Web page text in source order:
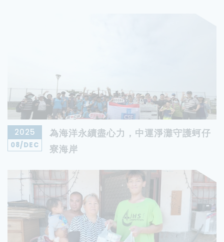
2025
08/DEC
為海洋永續盡心力，中運淨灘守護蚵仔
寮海岸